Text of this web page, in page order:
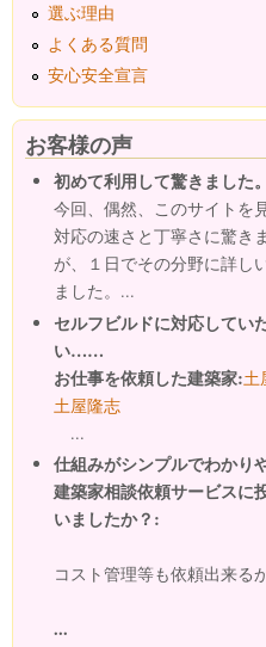
選ぶ理由
よくある質問
安心安全宣言
お客様の声
初めて利用して驚きました。
今回、偶然、このサイトを
対応の速さと丁寧さに驚き
が、１日でその分野に詳し
ました。...
セルフビルドに対応してい
い……
お仕事を依頼した建築家:土
土屋隆志
...
仕組みがシンプルでわかり
建築家相談依頼サービスに
いましたか？:
コスト管理等も依頼出来る
...